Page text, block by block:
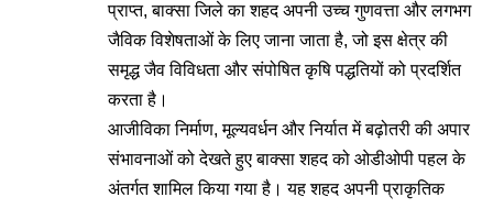
प्राप्त, बाक्सा जिले का शहद अपनी उच्च गुणवत्ता और लगभग
जैविक विशेषताओं के लिए जाना जाता है, जो इस क्षेत्र की
समृद्ध जैव विविधता और संपोषित कृषि पद्धतियों को प्रदर्शित
करता है।
आजीविका निर्माण, मूल्यवर्धन और निर्यात में बढ़ोतरी की अपार
संभावनाओं को देखते हुए बाक्सा शहद को ओडीओपी पहल के
अंतर्गत शामिल किया गया है। यह शहद अपनी प्राकृतिक